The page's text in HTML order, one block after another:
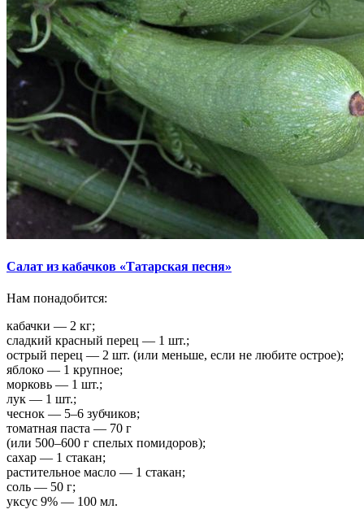
Салат из кабачков «Татарская песня»
Нам понадобится:
кабачки — 2 кг;
сладкий красный перец — 1 шт.;
острый перец — 2 шт. (или меньше, если не любите острое);
яблоко — 1 крупное;
морковь — 1 шт.;
лук — 1 шт.;
чеснок — 5–6 зубчиков;
томатная паста — 70 г
(или 500–600 г спелых помидоров);
сахар — 1 стакан;
растительное масло — 1 стакан;
соль — 50 г;
уксус 9% — 100 мл.